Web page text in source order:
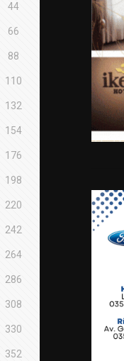
44
66
88
110
132
154
176
198
220
242
264
286
308
330
352